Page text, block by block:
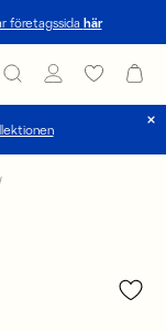
företagssida här